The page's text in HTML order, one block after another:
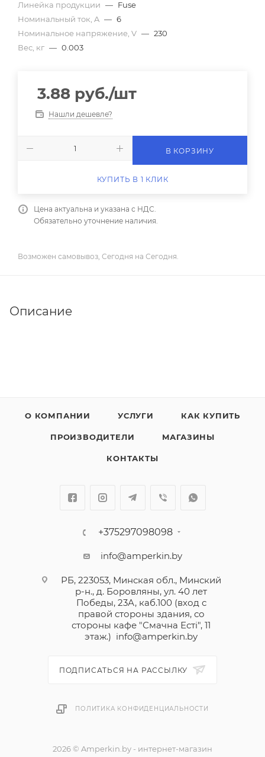
Линейка продукции — Fuse
Номинальный ток, A — 6
Номинальное напряжение, V — 230
Вес, кг — 0.003
3.88 руб./шт
Нашли дешевле?
В КОРЗИНУ
КУПИТЬ В 1 КЛИК
Цена актуальна и указана с НДС.
Обязательно уточнение наличия.
Возможен самовывоз, Сегодня на Сегодня.
Описание
О КОМПАНИИ УСЛУГИ КАК КУПИТЬ
ПРОИЗВОДИТЕЛИ МАГАЗИНЫ
КОНТАКТЫ
+375297098098
info@amperkin.by
РБ, 223053, Минская обл., Минский
р-н., д. Боровляны, ул. 40 лет
Победы, 23А, каб.100 (вход с
правой стороны здания, со
стороны кафе "Смачна Естi", 11
этаж.) info@amperkin.by
ПОДПИСАТЬСЯ НА РАССЫЛКУ
ПОЛИТИКА КОНФИДЕНЦИАЛЬНОСТИ
2026 © Amperkin.by - интернет-магазин